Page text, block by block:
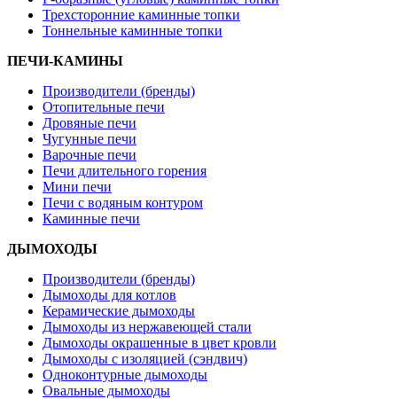
Трехсторонние каминные топки
Тоннельные каминные топки
ПЕЧИ-КАМИНЫ
Производители (бренды)
Отопительные печи
Дровяные печи
Чугунные печи
Варочные печи
Печи длительного горения
Мини печи
Печи с водяным контуром
Каминные печи
ДЫМОХОДЫ
Производители (бренды)
Дымоходы для котлов
Керамические дымоходы
Дымоходы из нержавеющей стали
Дымоходы окрашенные в цвет кровли
Дымоходы с изоляцией (сэндвич)
Одноконтурные дымоходы
Овальные дымоходы